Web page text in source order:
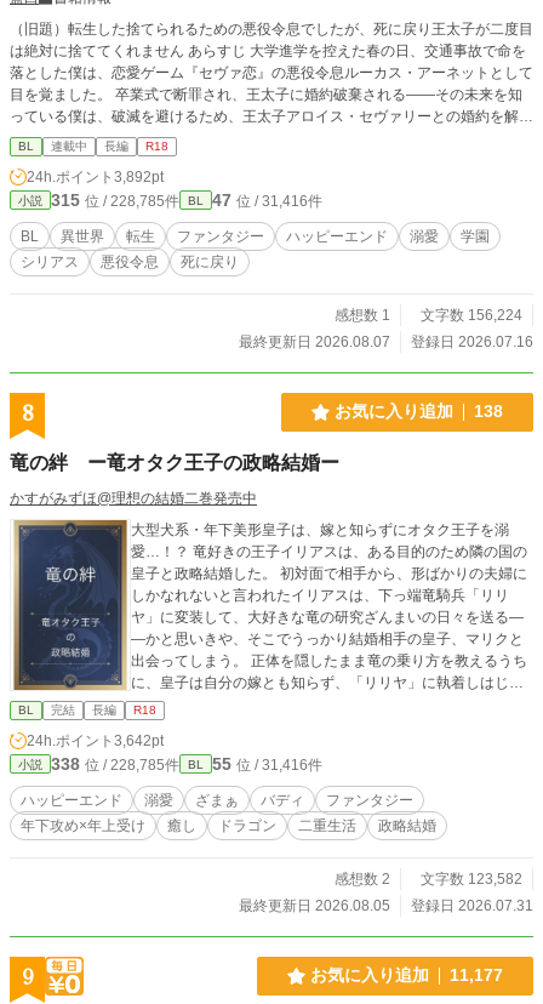
（旧題）転生した捨てられるための悪役令息でしたが、死に戻り王太子が二度目
は絶対に捨ててくれません あらすじ 大学進学を控えた春の日、交通事故で命を
落とした僕は、恋愛ゲーム『セヴァ恋』の悪役令息ルーカス・アーネットとして
目を覚ました。 卒業式で断罪され、王太子に婚約破棄される――その未来を知
っている僕は、破滅を避けるため、王太子アロイス・セヴァリーとの婚約を解消
しようと決めた。 けれど、ゲームでは僕を断罪するはずだった王太子アロイス
は、なぜか僕を手放そうとしない。 「俺は、君を手放す気はない」 そう告げる
彼は、まるで一度すべてを失った人のような目で僕を見る。 さらに、ゲームで
は敵だったはずのヒロインや攻略対象たちまで、誰もシナリオどおりに動かな
い。 戸惑いながら過ごす日々の中で、僕は少しずつ気づいていく。 ゲームで知
っている悪役令息ルーカスと、僕の中に残る本当のルーカスは、まったく違う人
物なのではないか、と。 でも、卒業式は、確実に近づいてくる。 捨てられるた
死に戻り王太子。 二人が二度目の人生で選ぶ、本当の未来とは――
BL 連載中 長編 R18
24h.ポイント 3,892pt
小説 315 位 / 228,785件 BL 47 位 / 31,416件
BL 異世界 転生 ファンタジー ハッピーエンド 溺愛
学園
シリアス
悪役令息 死に戻り
感想数 1
文字数 156,224
最終更新日 2026.08.07
登録日 2026.07.16
8 お気に入り追加 138
竜の絆 ー竜オタク王子の政略結婚ー
かすがみずほ@理想の結婚二巻発売中
大型犬系・年下美形皇子は、嫁と知らずにオタク王子を溺
愛…！？ 竜好きの王子イリアスは、ある目的のため隣の国の
皇子と政略結婚した。 初対面で相手から、形ばかりの夫婦に
しかなれないと言われたイリアスは、下っ端竜騎兵「リリ
ヤ」に変装して、大好きな竜の研究ざんまいの日々を送る―
―かと思いきや、そこでうっかり結婚相手の皇子、マリクと
出会ってしまう。 正体を隠したまま竜の乗り方を教えるうち
に、皇子は自分の嫁とも知らず、「リリヤ」に執着しはじめ
て…。 すれ違いながらも夫婦になっていく二人のコメディ寄
りドラゴンファンタジー。 ハッピーエンド&完結保証です！
ストーリー上、男性妊娠可能表現（オメガバース ではない）
があります。お楽しみください⭐︎ 攻 肉体派 美形攻め 執
着攻め 年下攻め 大型犬攻め 受 頭脳派 年上受け 童貞
受け 地味受け↔︎美人受け（スイッチ） ストーリー 異世界
ファンタジー 癒し すれ違い じれじれ
BL 完結 長編 R18
24h.ポイント 3,642pt
小説 338 位 / 228,785件 BL 55 位 / 31,416件
ハッピーエンド 溺愛 ざまぁ バディ
ファンタジー
年下攻め×年上受け
癒し ドラゴン 二重生活 政略結婚
感想数 2
文字数 123,582
最終更新日 2026.08.05
登録日 2026.07.31
9 お気に入り追加 11,177